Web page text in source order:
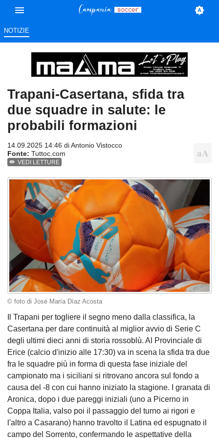
NOTIZIE
Trapani-Casertana, sfida tra
due squadre in salute: le
probabili formazioni
14.09.2025 14:46 diAntonio Vistocco
Fonte: Tuttoc.com
VEDI LETTURE
© foto di José María Díaz Acosta
Il Trapani per togliere il segno meno dalla classifica, la
Casertana per dare continuità al miglior avvio di Serie C
degli ultimi dieci anni di storia rossoblù. Al Provinciale di
Erice (calcio d'inizio alle 17:30) va in scena la sfida tra due
fra le squadre più in forma di questa fase iniziale del
campionato ma i siciliani si ritrovano ancora sul fondo a
causa del -8 con cui hanno iniziato la stagione. I granata di
Aronica, dopo i due pareggi iniziali (uno a Picerno in
Coppa Italia, valso poi il passaggio del turno ai rigori e
l'altro a Casarano) hanno travolto il Latina ed espugnato il
campo del Sorrento, confermando le aspettative della